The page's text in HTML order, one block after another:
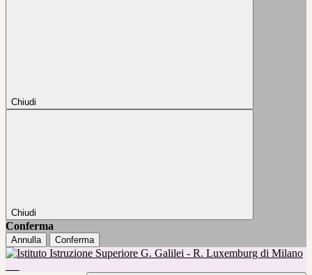
Chiudi
Chiudi
Conferma
Annulla Conferma